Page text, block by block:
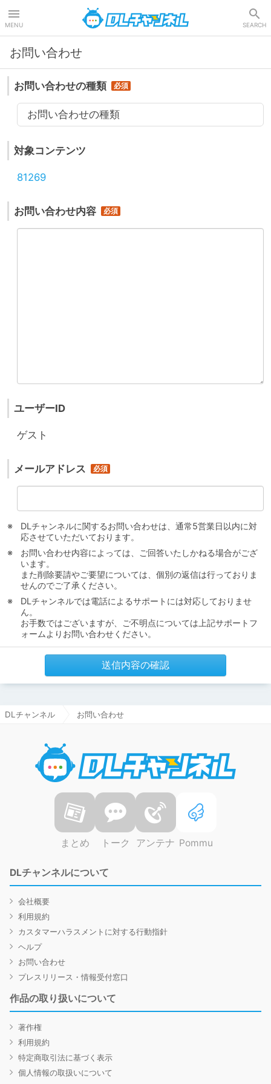
MENU SEARCH
お問い合わせ
お問い合わせの種類
お問い合わせの種類
対象コンテンツ
81269
お問い合わせ内容
ユーザーID
ゲスト
メールアドレス
DLチャンネルに関するお問い合わせは、通常5営業日以内に対
応させていただいております。
お問い合わせ内容によっては、ご回答いたしかねる場合がござ
います。
また削除要請やご要望については、個別の返信は行っておりま
せんのでご了承ください。
DLチャンネルでは電話によるサポートには対応しておりませ
ん。
お手数ではございますが、ご不明点については上記サポートフ
ォームよりお問い合わせください。
送信内容の確認
DLチャンネル お問い合わせ
まとめ トーク アンテナ Pommu
DLチャンネルについて
会社概要
利用規約
カスタマーハラスメントに対する行動指針
ヘルプ
お問い合わせ
プレスリリース・情報受付窓口
作品の取り扱いについて
著作権
利用規約
特定商取引法に基づく表示
個人情報の取扱いについて